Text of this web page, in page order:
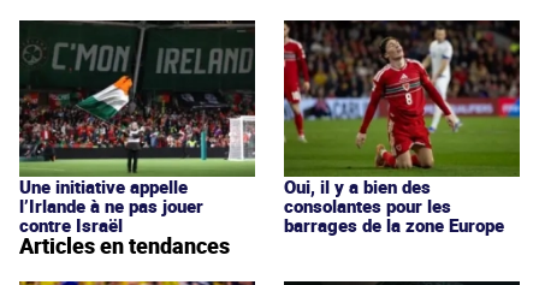
Une initiative appelle
l’Irlande à ne pas jouer
contre Israël
Oui, il y a bien des
consolantes pour les
barrages de la zone Europe
Articles en tendances